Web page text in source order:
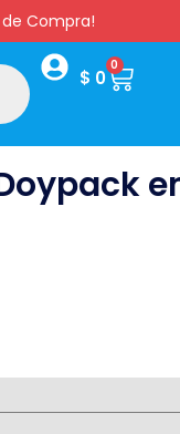
Compra!
$ 0
0